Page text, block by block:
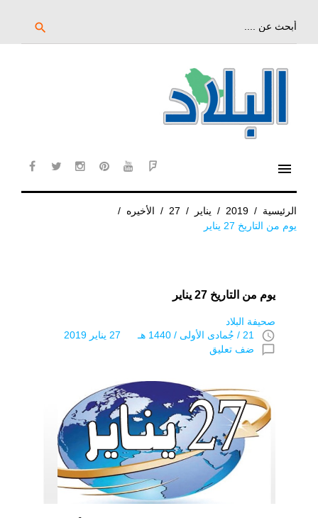
search
menu
الرئيسية /
2019
/ يناير /
27
/ الأخيره /
يوم من التاريخ 27 يناير
يوم من التاريخ 27 يناير
صحيفة البلاد
access_time 21 / جُمادى اﻷولى / 1440 هـ 27 يناير 2019
chat_bubble_outline ضف تعليق